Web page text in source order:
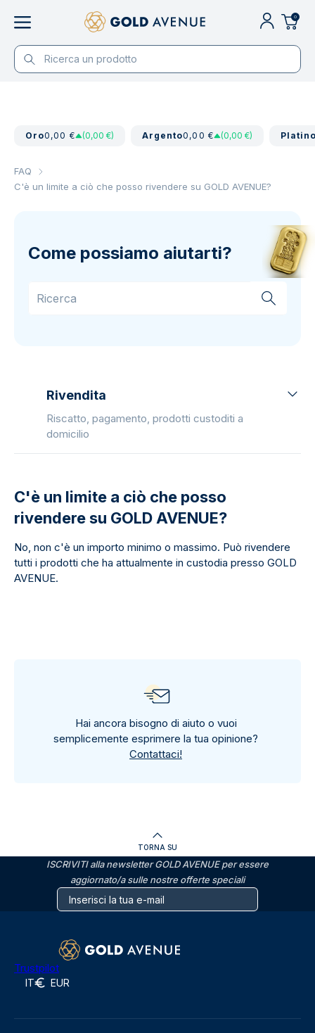
0
Oro0,00 € (0,00 €) Argento0,00 € (0,00 €)
FAQ
C'è un limite a ciò che posso rivendere su GOLD AVENUE?
Come possiamo aiutarti?
Rivendita
Riscatto, pagamento, prodotti custoditi a
domicilio
C'è un limite a ciò che posso
rivendere su GOLD AVENUE?
No, non c'è un importo minimo o massimo. Può rivendere
tutti i prodotti che ha attualmente in custodia presso GOLD
AVENUE.
Hai ancora bisogno di aiuto o vuoi
semplicemente esprimere la tua opinione?
Contattaci!
TORNA SU
ISCRIVITI alla newsletter GOLD AVENUE per essere
aggiornato/a sulle nostre offerte speciali
Trustpilot
IT EUR